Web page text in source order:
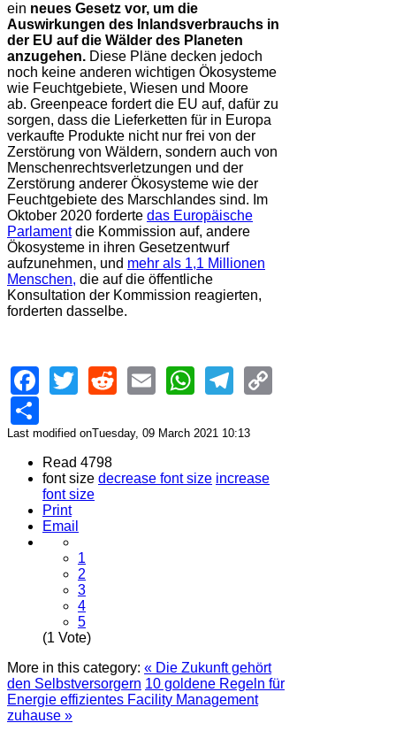
ein neues Gesetz vor, um die
Auswirkungen des Inlandsverbrauchs in
der EU auf die Wälder des Planeten
anzugehen. Diese Pläne decken jedoch
noch keine anderen wichtigen Ökosysteme
wie Feuchtgebiete, Wiesen und Moore
ab. Greenpeace fordert die EU auf, dafür zu
sorgen, dass die Lieferketten für in Europa
verkaufte Produkte nicht nur frei von der
Zerstörung von Wäldern, sondern auch von
Menschenrechtsverletzungen und der
Zerstörung anderer Ökosysteme wie der
Feuchtgebiete des Marschlandes sind. Im
Oktober 2020 forderte das Europäische
Parlamentdie Kommission auf, andere
Ökosysteme in ihren Gesetzentwurf
aufzunehmen, und mehr als 1,1 Millionen
Menschen, die auf die öffentliche
Konsultation der Kommission reagierten,
forderten dasselbe.
Facebook
TwitterRedditEmailWhatsApp
Telegram
Last modified onTuesday, 09 March 2021 10:13
Read 4798
font size decrease font size increase
font size
Print
Email
1
2
3
4
5
(1 Vote)
More in this category: « Die Zukunft gehört
den Selbstversorgern 10 goldene Regeln für
Energie effizientes Facility Management
zuhause »